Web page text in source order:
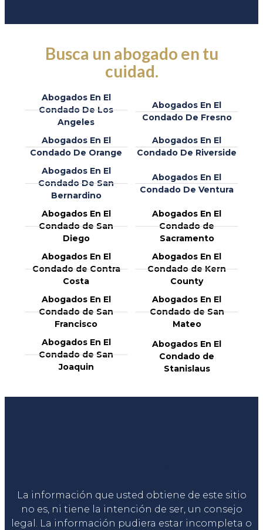
Busca un abogado en tu
cuidad.
Abogados En El
Condado De Los
Angeles
Abogados En El
Condado De Fresno
Abogados En El
Condado De Orange
Abogados En El
Condado De Riverside
Abogados En El
Condado De San
Bernardino
Abogados En El
Condado De Ventura
Abogados En El
Condado de San
Diego
Abogados En El
Condado de
Sacramento
Abogados En El
Condado de Contra
Costa
Abogados En El
Condado de Kern
County
Abogados En El
Condado de San
Francisco
Abogados En El
Condado de San
Mateo
Abogados En El
Condado de San
Joaquin
Abogados En El
Condado de
Stanislaus
La información que usted obtiene de este sitio
no es, ni tiene la intención de ser, un consejo
legal. La información pudiera estar incompleta o